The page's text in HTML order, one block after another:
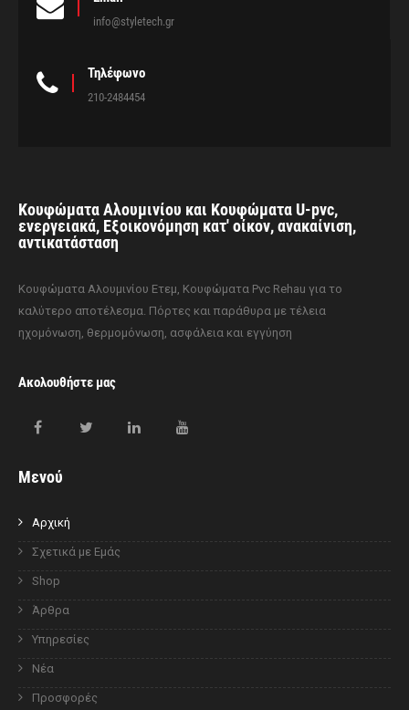
info@styletech.gr
Τηλέφωνο
210-2484454
Κουφώματα Αλουμινίου και Κουφώματα U-pvc,
ενεργειακά, Εξοικονόμηση κατ' οίκον, ανακαίνιση,
αντικατάσταση
Κουφώματα Αλουμινίου Ετεμ, Κουφώματα Pvc Rehau για το
καλύτερο αποτέλεσμα. Πόρτες και παράθυρα με τέλεια
ηχομόνωση, θερμομόνωση, ασφάλεια και εγγύηση
Ακολουθήστε μας
Μενού
Αρχική
Σχετικά με Εμάς
Shop
Άρθρα
Υπηρεσίες
Νέα
Προσφορές